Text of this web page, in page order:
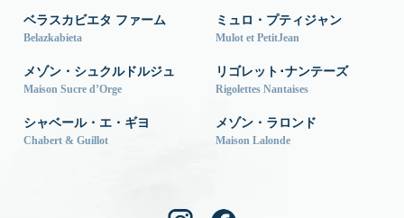
ベラスカビエタ ファーム
Belazkabieta
ミュロ・プティジャン
Mulot et PetitJean
メゾン・シュクルドルジュ
Maison Sucre d’Orge
リゴレット･ナンテーズ
Rigolettes Nantaises
シャベール・エ・ギヨ
Chabert & Guillot
メゾン・ラロンド
Maison Lalonde